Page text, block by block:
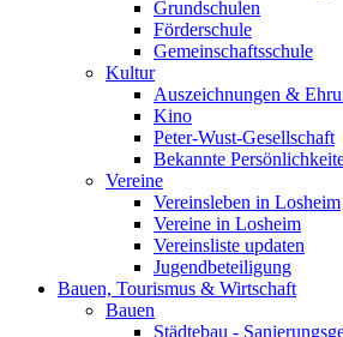
Grundschulen
Förderschule
Gemeinschaftsschule
Kultur
Auszeichnungen &
Kino
Peter-Wust-Gesellschaft
Bekannte
Vereine
Vereinsleben in Losheim
Vereine in Losheim
Vereinsliste updaten
Jugendbeteiligung
Bauen, Tourismus & Wirtschaft
Bauen
Städtebau -